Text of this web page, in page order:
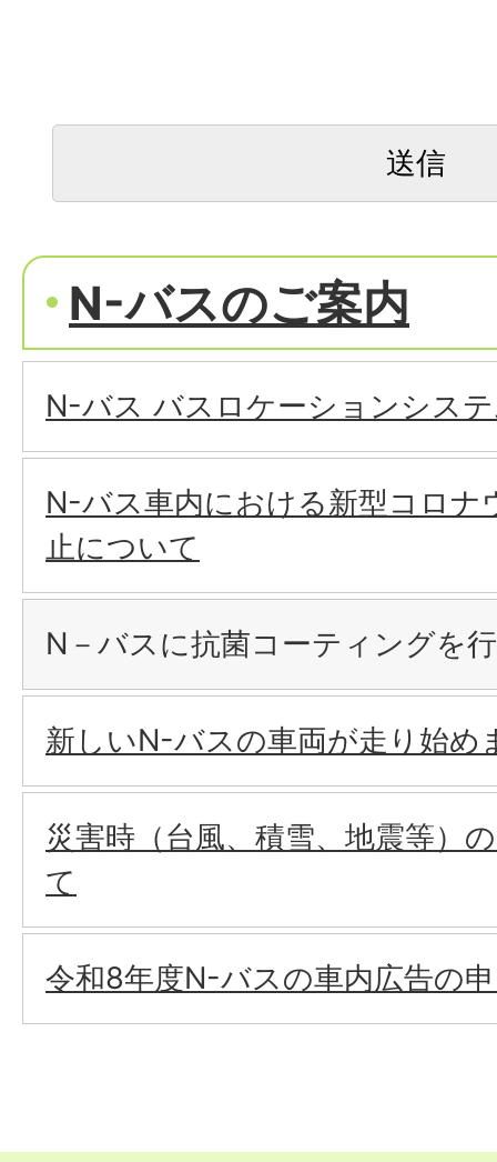
N-バスのご案内
N-バス バスロケーションシス
N-バス車内における新型コロナ
止について
N－バスに抗菌コーティングを
新しいN-バスの車両が走り始め
災害時（台風、積雪、地震等）
て
令和8年度N-バスの車内広告の